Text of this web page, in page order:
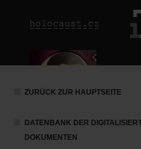
ZURÜCK ZUR HAUPTSEITE
DATENBANK DER
DOKUMENTEN